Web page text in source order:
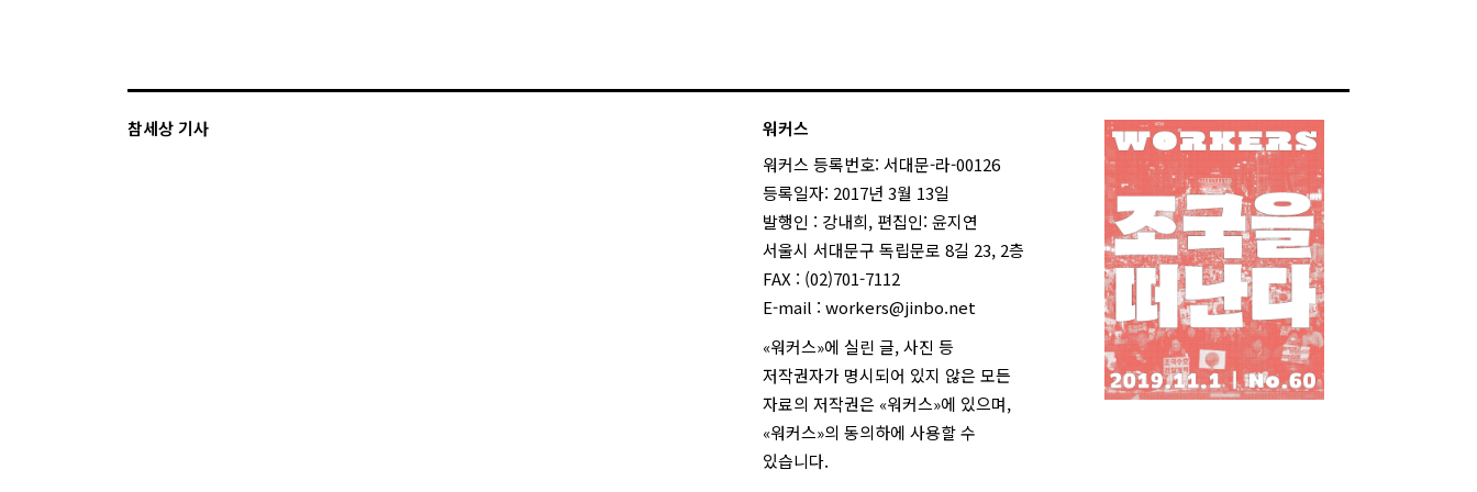
참세상 기사
워커스
워커스 등록번호: 서대문-라-00126
등록일자: 2017년 3월 13일
발행인 : 강내희, 편집인: 윤지연
서울시 서대문구 독립문로 8길 23, 2층
FAX : (02)701-7112
E-mail : workers@jinbo.net
«워커스»에 실린 글, 사진 등
저작권자가 명시되어 있지 않은 모든
자료의 저작권은 «워커스»에 있으며,
«워커스»의 동의하에 사용할 수
있습니다.